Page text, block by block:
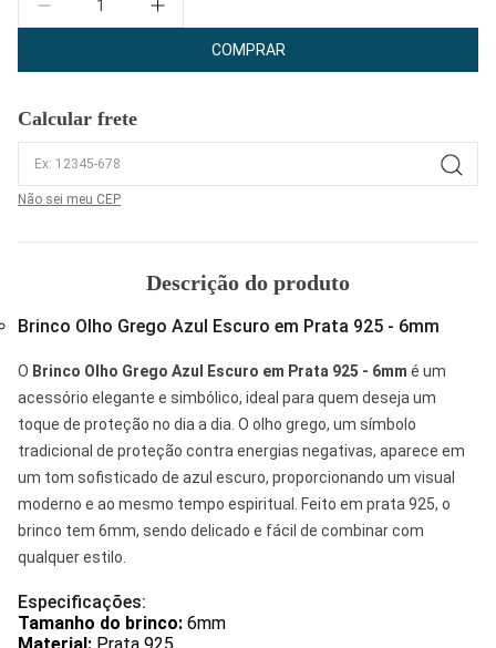
COMPRAR
Calcular frete
Não sei meu CEP
Descrição do produto
Brinco Olho Grego Azul Escuro em Prata 925 - 6mm
O Brinco Olho Grego Azul Escuro em Prata 925 - 6mm é um
acessório elegante e simbólico, ideal para quem deseja um
toque de proteção no dia a dia. O olho grego, um símbolo
tradicional de proteção contra energias negativas, aparece em
um tom sofisticado de azul escuro, proporcionando um visual
moderno e ao mesmo tempo espiritual. Feito em prata 925, o
brinco tem 6mm, sendo delicado e fácil de combinar com
qualquer estilo.
Especificações:
Tamanho do brinco: 6mm